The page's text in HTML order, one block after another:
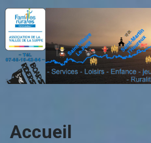
Accueil